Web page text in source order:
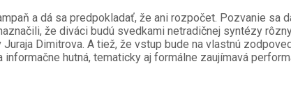
a dá sa predpokladať, že ani rozpočet. Pozvanie sa
že diváci budú svedkami netradičnej syntézy
Dimitrova. A tiež, že vstup bude na vlastnú
hutná, tematicky aj formálne zaujímavá